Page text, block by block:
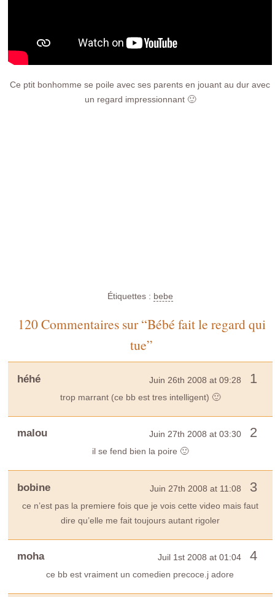
Ce ptit bonhomme se poile avec ses parents en jouant au dur avec
un regard impressionnant 🙂
Étiquettes : bebe
120 Commentaires sur “Bébé fait le regard qui
tue”
héhé Juin 26th 2008 at 09:28 1
trop marrant (ce bb est tres intelligent) 🙂
malou Juin 27th 2008 at 03:30 2
il se fend bien la poire 🙂
bobine Juin 27th 2008 at 11:08 3
ce n’est pas la premiere fois que je vois cette video mais faut
dire qu’elle me fait toujours autant rigoler
moha Juil 1st 2008 at 01:04 4
ce bb est vraiment un comedien precoce.j adore